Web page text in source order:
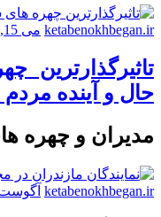
ketabenokhbegan.ir می 15, 2021
حال و آینده مردم
مدیران و چهره
ketabenokhbegan.ir آگوست 24,